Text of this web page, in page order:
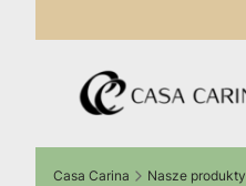
Casa Carina Nasze produkty